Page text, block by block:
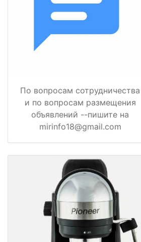
По вопросам сотрудничества
и по вопросам размещения
объявлений --пишите на
mirinfo18@gmail.com